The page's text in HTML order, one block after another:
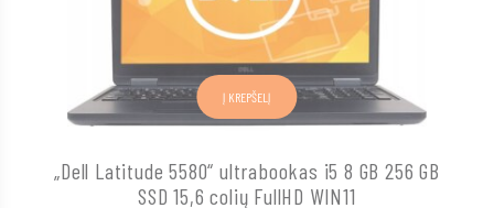
„Dell Latitude 5580“ ultrabookas i5 8 GB 256 GB
SSD 15,6 colių FullHD WIN11
Į KREPŠELĮ